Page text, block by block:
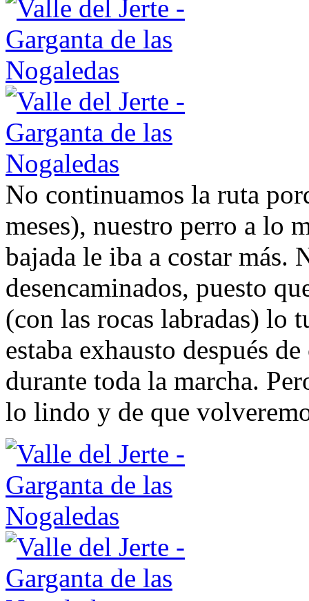
No continuamos la ruta
meses), nuestro perro a lo
bajada le iba a costar más.
desencaminados, puesto
(con las rocas labradas) lo
estaba exhausto después
durante toda la marcha.
lo lindo y de que